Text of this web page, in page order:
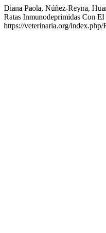
Diana Paola, Núñez-Reyna,
Ratas Inmunodeprimidas Con
https://veterinaria.org/